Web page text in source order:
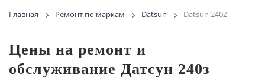
Главная Ремонт по маркам Datsun Datsun 240Z
Цены на ремонт и
обслуживание Датсун 240з